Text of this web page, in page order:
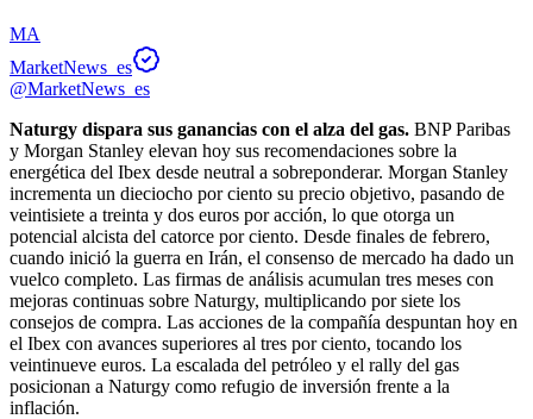
MA
MarketNews_es
@MarketNews_es
Naturgy dispara sus ganancias con el alza del gas. BNP Paribas
y Morgan Stanley elevan hoy sus recomendaciones sobre la
energética del Ibex desde neutral a sobreponderar. Morgan Stanley
incrementa un dieciocho por ciento su precio objetivo, pasando de
veintisiete a treinta y dos euros por acción, lo que otorga un
potencial alcista del catorce por ciento. Desde finales de febrero,
cuando inició la guerra en Irán, el consenso de mercado ha dado un
vuelco completo. Las firmas de análisis acumulan tres meses con
mejoras continuas sobre Naturgy, multiplicando por siete los
consejos de compra. Las acciones de la compañía despuntan hoy en
el Ibex con avances superiores al tres por ciento, tocando los
veintinueve euros. La escalada del petróleo y el rally del gas
posicionan a Naturgy como refugio de inversión frente a la
inflación.